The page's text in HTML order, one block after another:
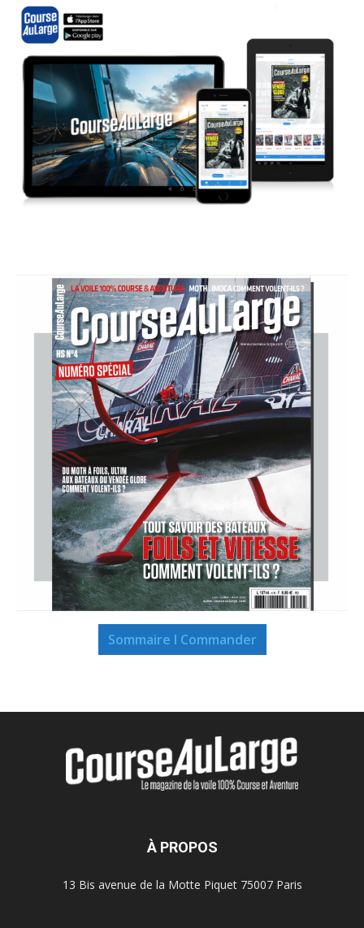
Sommaire I Commander
À PROPOS
13 Bis avenue de la Motte Piquet 75007 Paris